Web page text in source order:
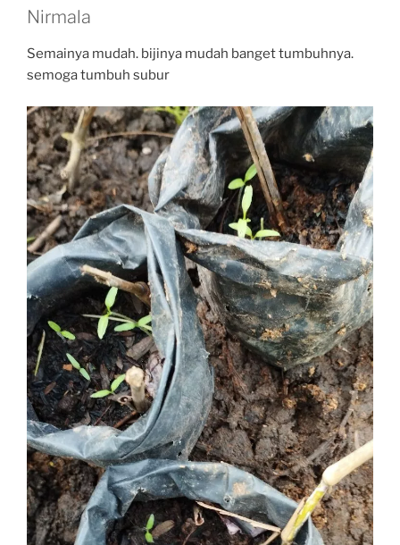
Nirmala
Semainya mudah. bijinya mudah banget tumbuhnya.
semoga tumbuh subur